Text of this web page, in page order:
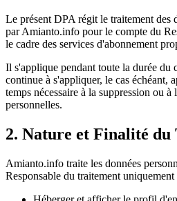
Le présent DPA régit le traitement des
par Amianto.info pour le compte du
le cadre des services d'abonnement
Il s'applique pendant toute la durée du
continue à s'appliquer, le cas échéant,
temps nécessaire à la suppression ou
personnelles.
2. Nature et Finalité du
Amianto.info traite les données
Responsable du traitement